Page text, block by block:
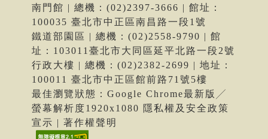
南門館 | 總機：(02)2397-3666 | 館址：
100035 臺北市中正區南昌路一段1號
鐵道部園區 | 總機：(02)2558-9790 | 館
址：103011臺北市大同區延平北路一段2號
行政大樓 | 總機：(02)2382-2699 | 地址：
100011 臺北市中正區館前路71號5樓
最佳瀏覽狀態：Google Chrome最新版╱
螢幕解析度1920x1080 隱私權及安全政策
宣示 | 著作權聲明